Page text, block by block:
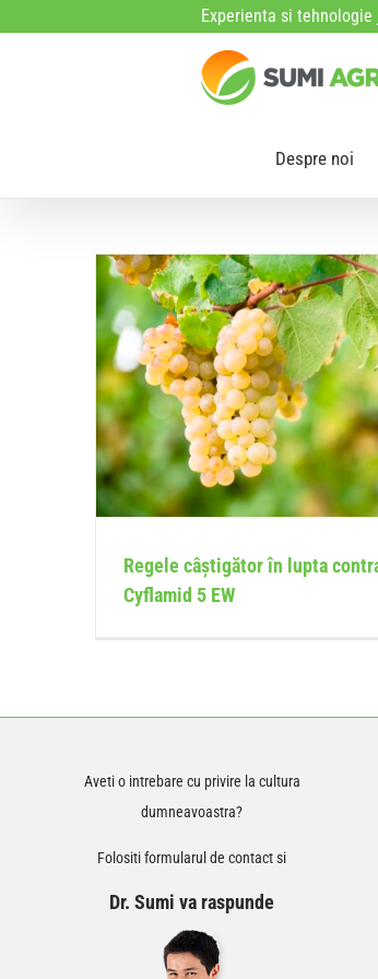
Experienta si
Despre noi
Regele câștigător în lupta
Cyflamid 5 EW
Aveti o intrebare cu privire la cultura
dumneavoastra?
Folositi formularul de contact si
Dr. Sumi va raspunde